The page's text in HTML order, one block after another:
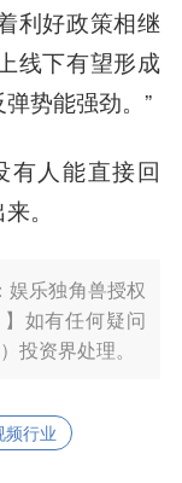
利好政策相继
线下有望形成
势能强劲。 ”
有人能直接回
。
娱乐独角兽授权
如有任何疑问
投资界处理。
频行业